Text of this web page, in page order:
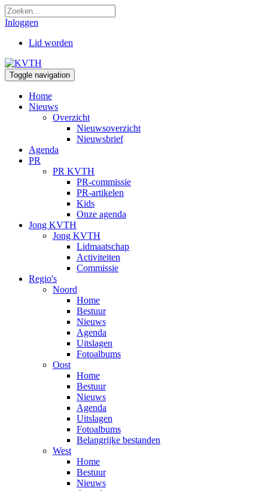
Inloggen
Lid worden
Toggle navigation
Home
Nieuws
Overzicht
Nieuwsoverzicht
Nieuwsbrief
Agenda
PR
PR KVTH
PR-commissie
PR-artikelen
Kids
Onze agenda
Jong KVTH
Jong KVTH
Lidmaatschap
Activiteiten
Commissie
Regio's
Noord
Home
Bestuur
Nieuws
Agenda
Uitslagen
Fotoalbums
Oost
Home
Bestuur
Nieuws
Agenda
Uitslagen
Fotoalbums
Belangrijke bestanden
West
Home
Bestuur
Nieuws